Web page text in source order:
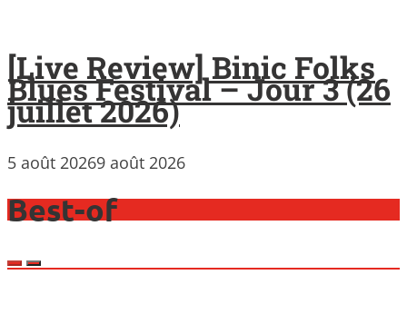
[Live Review] Binic Folks
Blues Festival – Jour 3 (26
juillet 2026)
5 août 20269 août 2026
Best-of